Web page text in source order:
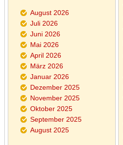
August 2026
Juli 2026
Juni 2026
Mai 2026
April 2026
März 2026
Januar 2026
Dezember 2025
November 2025
Oktober 2025
September 2025
August 2025